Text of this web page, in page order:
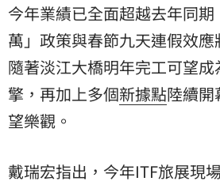
今年業績已全面超越去年同
萬」政策與春節九天連假效應
隨著淡江大橋明年完工可望
擎，再加上多個新據點陸續開
望樂觀。
戴瑞宏指出，今年ITF旅展現